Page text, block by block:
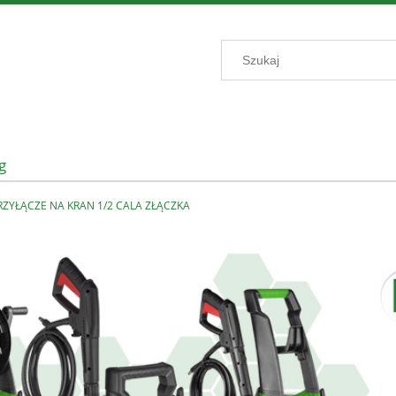
NA KRAN 1/2 CALA ZŁĄCZKA